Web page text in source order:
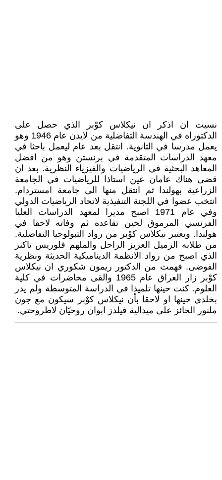
نسيت ان اذكر ان نيكلاس كوْبر الذي حصل على
الدكتوراه في الهندسة التفاضلية من لايدن عام 1946 وهو
يعمل مدرسا في الثانوية. انتقل بعد عام ليعمل باحثا في
معهد الدراسات المتقدمة في برنستن وهو من افضل
المعاهد البحثية في الرياضيات والفيزياء النظرية. بعد ان
قضى هناك عامان عين استاذا للرياضيات في الجامعة
الزراعية بهولندا ثم انتقل منها الى جامعة امستردام.
انتخب عضوا في اللجنة التنفيذية لاتحاد الرياضيات الدولي
وفي عام 1971 اصبح مديرا لمعهد الدراسات العليا
الفرنسي المرموق لحين تقاعده ثم وفاته لاحقا في
هولندا. ويعتبر نيكلاس كوْبر من رواد التبولوجيا التفاضلية.
من طلابه الزميل العزيز الراحل والملهم فلوريس تاكنز
الذي اصبح من رواد الانظمة الديناميكية الحديثة ونظرية
الفوضى. فهمت من الدكتور ريمون شكوري ان نيكلاس
كوْبر زار العراق عام 1965 والقى محاضرات في كلية
العلوم. كنت حينها تلميذا في الدراسة المتوسطة ولم يدر
بخلدي حينها او لاحقا بأن نيكلاس كوْبر سيكون مع جون
ملنور الحائز على ميدالية فيلدز ابوان روحيّان لاطروحتي.